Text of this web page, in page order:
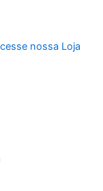
nossa Loja